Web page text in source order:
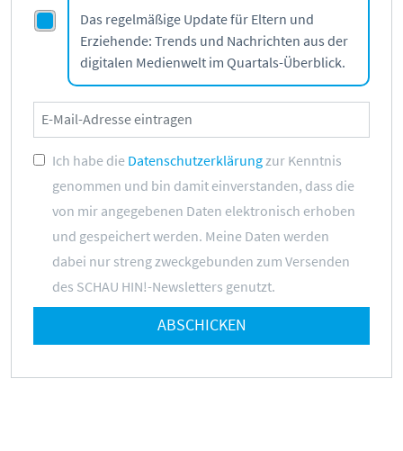
Das regelmäßige Update für Eltern und
Erziehende: Trends und Nachrichten aus der
digitalen Medienwelt im Quartals-Überblick.
Ich habe die Datenschutzerklärungzur Kenntnis
genommen und bin damit einverstanden, dass die
von mir angegebenen Daten elektronisch erhoben
und gespeichert werden. Meine Daten werden
dabei nur streng zweckgebunden zum Versenden
des SCHAU HIN!-Newsletters genutzt.
ABSCHICKEN